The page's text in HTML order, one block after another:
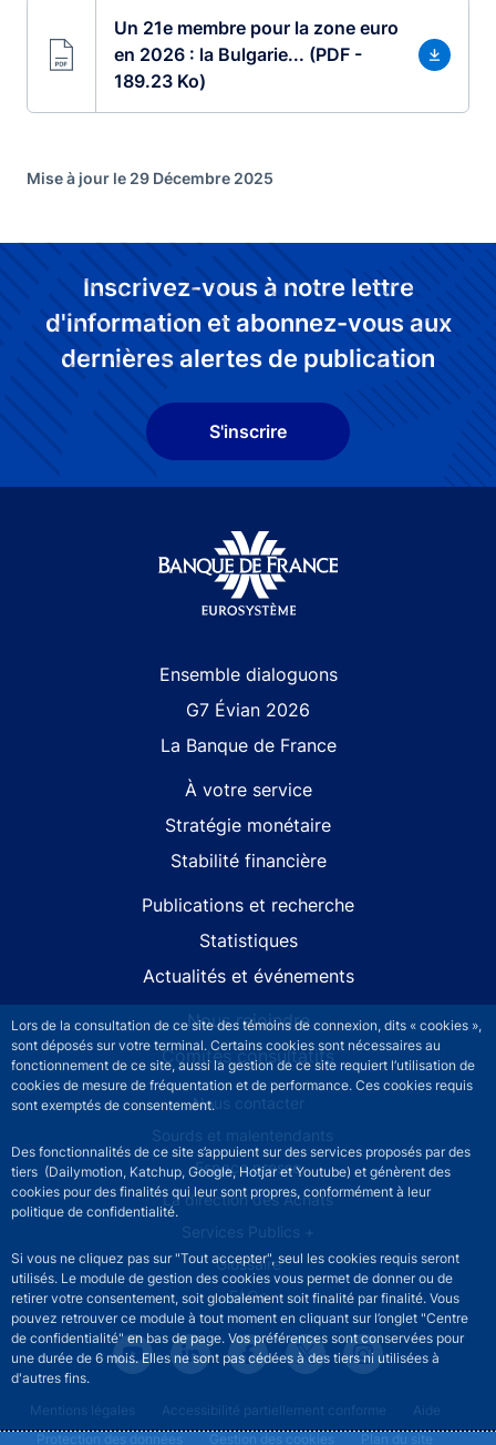
Lors de la consultation de ce site des témoins de connexion, dits « cookies »,
sont déposés sur votre terminal. Certains cookies sont nécessaires au
fonctionnement de ce site, aussi la gestion de ce site requiert l’utilisation de
cookies de mesure de fréquentation et de performance. Ces cookies requis
sont exemptés de consentement.
Des fonctionnalités de ce site s’appuient sur des services proposés par des
tiers (Dailymotion, Katchup, Google, Hotjar et Youtube) et génèrent des
cookies pour des finalités qui leur sont propres, conformément à leur
politique de confidentialité.
Si vous ne cliquez pas sur "Tout accepter", seul les cookies requis seront
utilisés. Le module de gestion des cookies vous permet de donner ou de
retirer votre consentement, soit globalement soit finalité par finalité. Vous
pouvez retrouver ce module à tout moment en cliquant sur l’onglet "Centre
de confidentialité" en bas de page. Vos préférences sont conservées pour
une durée de 6 mois. Elles ne sont pas cédées à des tiers ni utilisées à
d'autres fins.
Un 21e membre pour la zone euro
en 2026 : la Bulgarie... (PDF -
189.23 Ko)
Mise à jour le 29 Décembre 2025
Inscrivez-vous à notre lettre
d'information et abonnez-vous aux
dernières alertes de publication
S'inscrire
Ensemble dialoguons
G7 Évian 2026
La Banque de France
À votre service
Stratégie monétaire
Stabilité financière
Publications et recherche
Statistiques
Actualités et événements
Nous rejoindre
Comités consultatifs
Footer secondary menuNous contacter
Sourds et malentendants
Espace presse
La direction des Achats
Services Publics +
Glossaire
FAQs
Footer legal notice menu
Mentions légales Accessibilité partiellement conforme
Aide
Protection des données
Gestion des cookies Plan du site